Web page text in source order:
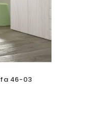
46-03